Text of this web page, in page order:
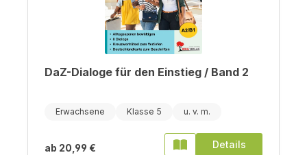
DaZ-Dialoge für den Einstieg / Band 2
Erwachsene Klasse 5
ab 20,99 € Details